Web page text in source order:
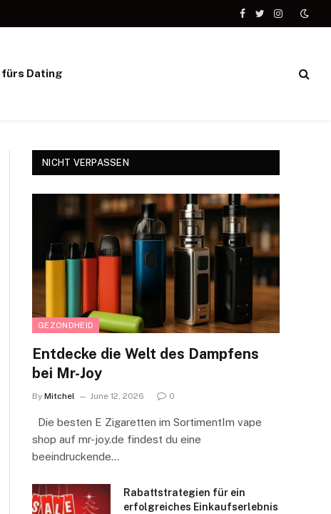
Facebook
TwitterInstagram
fürs Dating
NICHT VERPASSEN
GEZONDHEID
Entdecke die Welt des Dampfens
bei Mr-Joy
By Mitchel June 12, 2026 0
Die besten E Zigaretten im SortimentIm vape
shop auf mr-joy.de findest du eine
beeindruckende…
Rabattstrategien für ein
erfolgreiches Einkaufserlebnis